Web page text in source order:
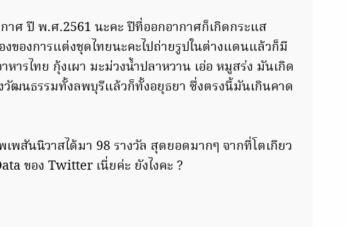
าศ ปี พ.ศ.2561 นะคะ ปีที่ออกอากาศก็เกิดกระแส
งของการแต่งชุดไทยนะคะไปถ่ายรูปในต่างแดนแล้วก็มี
ารไทย กุ้งเผา มะม่วงน้ำปลาหวาน เอ่อ หมูสร่ง มันเกิด
วัฒนธรรมทั้งลพบุรีแล้วก็ทั้งอยุธยา ซึ่งตรงนี้มันเกินคาด
พสันนิวาสได้มา 98 รางวัล สุดยอดมากๆ จากที่โตเกียว
ของ Twitter เนี่ยค่ะ ยังไงคะ ?